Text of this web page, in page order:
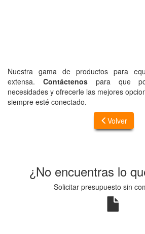
Nuestra gama de productos para
extensa. Contáctenospara que
necesidades y ofrecerle las mejores
siempre esté conectado.
Volver
¿No encuentras lo
Solicitar presupuesto sin